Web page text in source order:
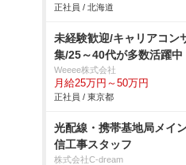
正社員 / 北海道
未経験歓迎/キャリアコン
集/25～40代が多数活躍中
Weeee株式会社
月給25万円～50万円
正社員 / 東京都
光配線・携帯基地局メイ
信工事スタッフ
株式会社C-dream